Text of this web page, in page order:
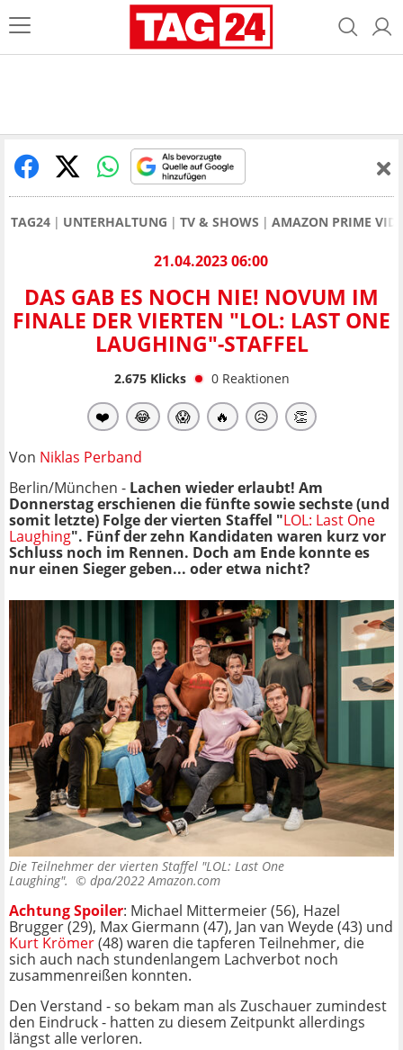
TAG24 UNTERHALTUNG TV & SHOWS AMAZON PRIME
21.04.2023 06:00
DAS GAB ES NOCH NIE! NOVUM IM
FINALE DER VIERTEN "LOL: LAST ONE
LAUGHING"-STAFFEL
2.675Klicks 0 Reaktionen
❤️ 😂 😱 🔥 😥 👏
Von Niklas Perband
Berlin/München - Lachen wieder erlaubt! Am
Donnerstag erschienen die fünfte sowie sechste (und
somit letzte) Folge der vierten Staffel "LOL: Last One
Laughing". Fünf der zehn Kandidaten waren kurz vor
Schluss noch im Rennen. Doch am Ende konnte es
nur einen Sieger geben... oder etwa nicht?
Die Teilnehmer der vierten Staffel "LOL: Last One
Laughing". © dpa/2022 Amazon.com
Achtung Spoiler: Michael Mittermeier (56), Hazel
Brugger (29), Max Giermann (47), Jan van Weyde (43) und
Kurt Krömer(48) waren die tapferen Teilnehmer, die
sich auch nach stundenlangem Lachverbot noch
zusammenreißen konnten.
Den Verstand - so bekam man als Zuschauer zumindest
den Eindruck - hatten zu diesem Zeitpunkt allerdings
längst alle verloren.